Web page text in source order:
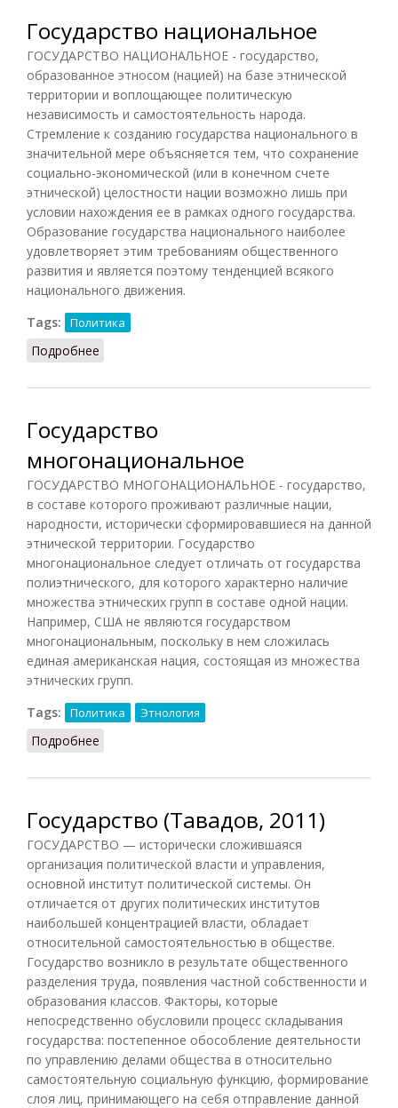
Государство национальное
ГОСУДАРСТВО НАЦИОНАЛЬНОЕ - государство,
образованное этносом (нацией) на базе этнической
территории и воплощающее политическую
независимость и самостоятельность народа.
Стремление к созданию государства национального в
значительной мере объясняется тем, что сохранение
социально-экономической (или в конечном счете
этнической) целостности нации возможно лишь при
условии нахождения ее в рамках одного государства.
Образование государства национального наиболее
удовлетворяет этим требованиям общественного
развития и является поэтому тенденцией всякого
национального движения.
Tags:
Политика
Подробнее
Государство
многонациональное
ГОСУДАРСТВО МНОГОНАЦИОНАЛЬНОЕ - государство,
в составе которого проживают различные нации,
народности, исторически сформировавшиеся на данной
этнической территории. Государство
многонациональное следует отличать от государства
полиэтнического, для которого характерно наличие
множества этнических групп в составе одной нации.
Например, США не являются государством
многонациональным, поскольку в нем сложилась
единая американская нация, состоящая из множества
этнических групп.
Tags:
Политика Этнология
Подробнее
Государство (Тавадов, 2011)
ГОСУДАРСТВО — исторически сложившаяся
организация политической власти и управления,
основной институт политической системы. Он
отличается от других политических институтов
наибольшей концентрацией власти, обладает
относительной самостоятельностью в обществе.
Государство возникло в результате общественного
разделения труда, появления частной собственности и
образования классов. Факторы, которые
непосредственно обусловили процесс складывания
государства: постепенное обособление деятельности
по управлению делами общества в относительно
самостоятельную социальную функцию, формирование
слоя лиц, принимающего на себя отправление данной